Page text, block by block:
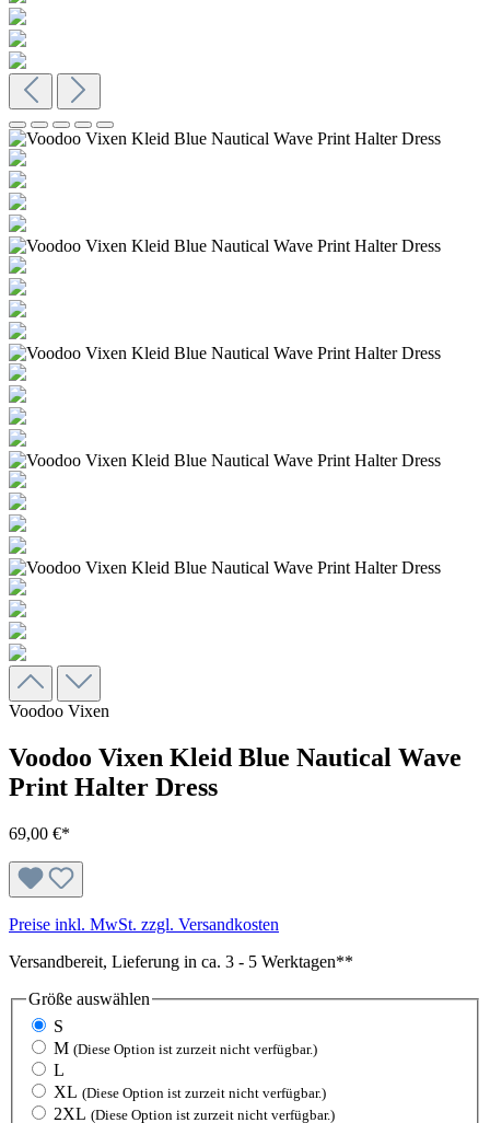
Voodoo Vixen
Voodoo Vixen Kleid Blue Nautical Wave
Print Halter Dress
69,00 €*
Preise inkl. MwSt. zzgl. Versandkosten
Versandbereit, Lieferung in ca. 3 - 5 Werktagen**
Größe auswählen
S
M (Diese Option ist zurzeit nicht verfügbar.)
L
XL (Diese Option ist zurzeit nicht verfügbar.)
2XL (Diese Option ist zurzeit nicht verfügbar.)